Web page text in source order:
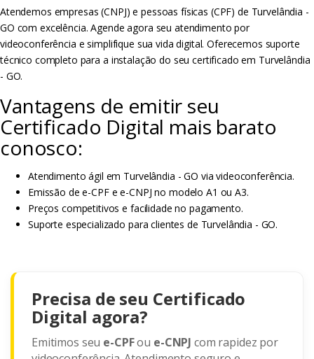
Atendemos empresas (CNPJ) e pessoas físicas (CPF) de Turvelândia -
GO com excelência. Agende agora seu atendimento por
videoconferência e simplifique sua vida digital. Oferecemos suporte
técnico completo para a instalação do seu certificado em Turvelândia
- GO.
Vantagens de emitir seu
Certificado Digital mais barato
conosco:
Atendimento ágil em Turvelândia - GO via videoconferência.
Emissão de e-CPF e e-CNPJ no modelo A1 ou A3.
Preços competitivos e facilidade no pagamento.
Suporte especializado para clientes de Turvelândia - GO.
Precisa de seu Certificado
Digital agora?
Emitimos seu e-CPFou e-CNPJ com rapidez por